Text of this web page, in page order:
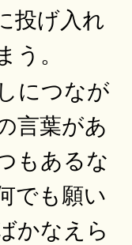
投げ入れ
。
につなが
言葉があ
もあるな
でも願い
かなえら